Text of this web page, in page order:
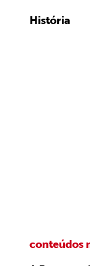
História
conteúdos